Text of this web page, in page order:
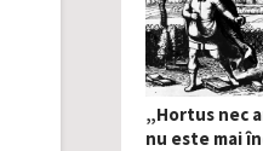
„Hortus nec
nu este mai